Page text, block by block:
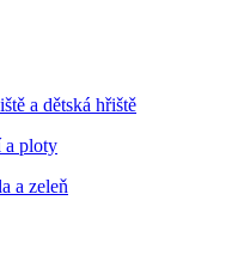
a dětská hřiště
a ploty
a zeleň